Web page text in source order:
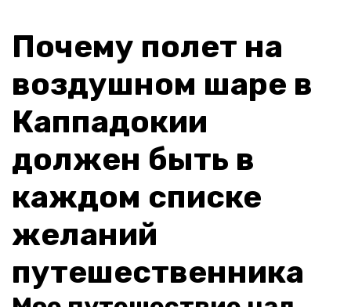
Почему полет на
воздушном шаре в
Каппадокии
должен быть в
каждом списке
желаний
путешественника